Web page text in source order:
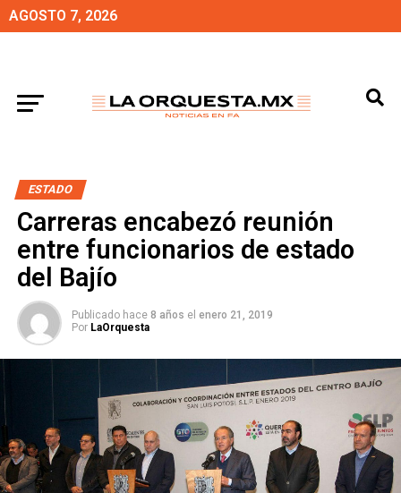
AGOSTO 7, 2026
ESTADO
Carreras encabezó reunión
entre funcionarios de estado
del Bajío
Publicado hace 8 años el enero 21, 2019
Por LaOrquesta